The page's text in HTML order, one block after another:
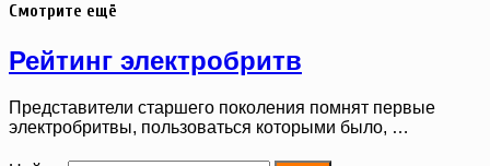
Смотрите ещё
Рейтинг электробритв
Представители старшего поколения помнят первые
электробритвы, пользоваться которыми было, …